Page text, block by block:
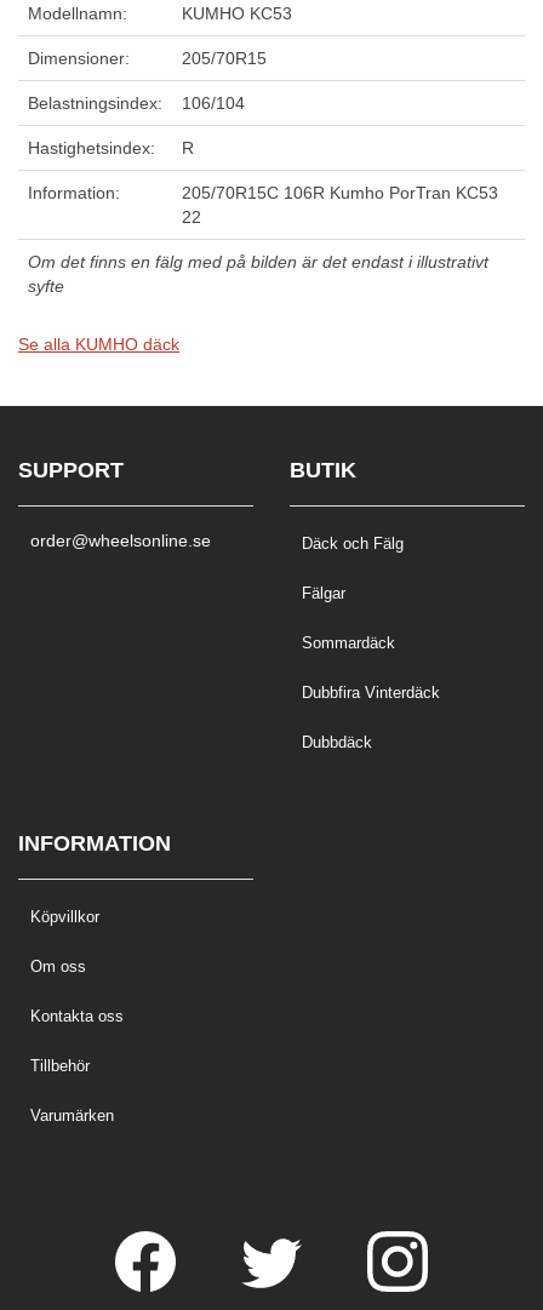
Modellnamn: KUMHO KC53
Dimensioner: 205/70R15
Belastningsindex: 106/104
Hastighetsindex: R
Information:
205/70R15C 106R Kumho PorTran KC53
22
Om det finns en fälg med på bilden är det endast i illustrativt
syfte
Se alla KUMHO däck
SUPPORT
order@wheelsonline.se
BUTIK
Däck och Fälg
Fälgar
Sommardäck
Dubbfira Vinterdäck
Dubbdäck
INFORMATION
Köpvillkor
Om oss
Kontakta oss
Tillbehör
Varumärken